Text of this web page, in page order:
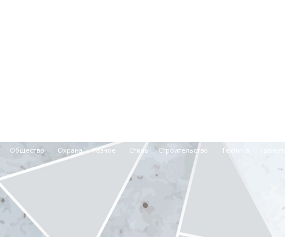
Общество Охрана Разное Стиль Строительство Техника